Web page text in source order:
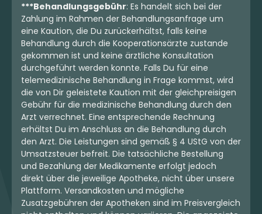
***Behandlungsgebühr: Es handelt sich bei der
Zahlung im Rahmen der Behandlungsanfrage um
eine Kaution, die Du zurückerhältst, falls keine
Behandlung durch die Kooperationsärzte zustande
gekommen ist und keine ärztliche Konsultation
durchgeführt werden konnte. Falls Du für eine
telemedizinische Behandlung in Frage kommst, wird
die von Dir geleistete Kaution mit der gleichpreisigen
Gebühr für die medizinische Behandlung durch den
Arzt verrechnet. Eine entsprechende Rechnung
erhältst Du im Anschluss an die Behandlung durch
den Arzt. Die Leistungen sind gemäß § 4 UStG von der
Umsatzsteuer befreit. Die tatsächliche Bestellung
und Bezahlung der Medikamente erfolgt jedoch
direkt über die jeweilige Apotheke, nicht über unsere
Plattform. Versandkosten und mögliche
Zusatzgebühren der Apotheken sind im Preisvergleich